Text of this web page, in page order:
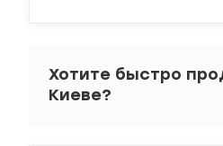
Хотите быстро
Киеве?